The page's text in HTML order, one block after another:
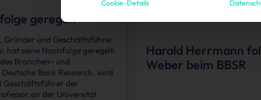
geregelt
Gründer und Geschäftsführer
hat seine Nachfolge geregelt:
Branchen- und
Bank Research, wird
Geschäftsführer der
an der Universität
Harald Herrmann
Weber beim BBSR
Cookie-Details